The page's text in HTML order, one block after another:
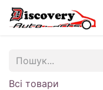
Всі товари